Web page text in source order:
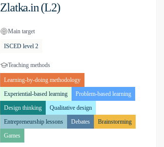
Zlatka.in (L2)
Main target
ISCED level 2
Teaching methods
Learning-by-doing methodology
Experiential-based learning
Problem-based learning
Design thinking
Qualitative design
Entrepreneurship lessons
Debates
Brainstorming
Games